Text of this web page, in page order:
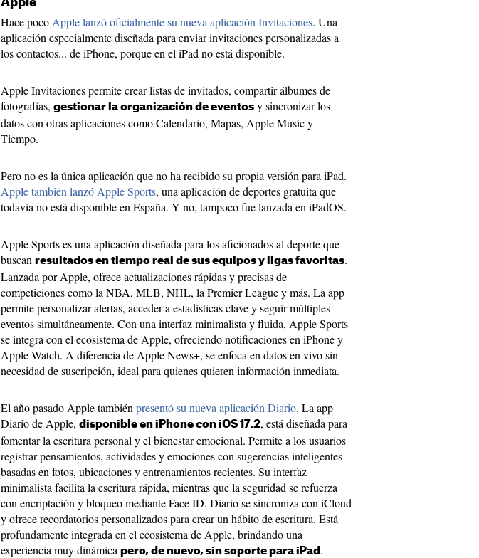
Apple
Hace poco Apple lanzó oficialmente su nueva aplicación Invitaciones. Una
aplicación especialmente diseñada para enviar invitaciones personalizadas a
los contactos... de iPhone, porque en el iPad no está disponible.
Apple Invitaciones permite crear listas de invitados, compartir álbumes de
fotografías, gestionar la organización de eventos y sincronizar los
datos con otras aplicaciones como Calendario, Mapas, Apple Music y
Tiempo.
Pero no es la única aplicación que no ha recibido su propia versión para iPad.
Apple también lanzó Apple Sports, una aplicación de deportes gratuita que
todavía no está disponible en España. Y no, tampoco fue lanzada en iPadOS.
Apple Sports es una aplicación diseñada para los aficionados al deporte que
buscan resultados en tiempo real de sus equipos y ligas favoritas.
Lanzada por Apple, ofrece actualizaciones rápidas y precisas de
competiciones como la NBA, MLB, NHL, la Premier League y más. La app
permite personalizar alertas, acceder a estadísticas clave y seguir múltiples
eventos simultáneamente. Con una interfaz minimalista y fluida, Apple Sports
se integra con el ecosistema de Apple, ofreciendo notificaciones en iPhone y
Apple Watch. A diferencia de Apple News+, se enfoca en datos en vivo sin
necesidad de suscripción, ideal para quienes quieren información inmediata.
El año pasado Apple también presentó su nueva aplicación Diario. La app
Diario de Apple, disponible en iPhone con iOS 17.2, está diseñada para
fomentar la escritura personal y el bienestar emocional. Permite a los usuarios
registrar pensamientos, actividades y emociones con sugerencias inteligentes
basadas en fotos, ubicaciones y entrenamientos recientes. Su interfaz
minimalista facilita la escritura rápida, mientras que la seguridad se refuerza
con encriptación y bloqueo mediante Face ID. Diario se sincroniza con iCloud
y ofrece recordatorios personalizados para crear un hábito de escritura. Está
profundamente integrada en el ecosistema de Apple, brindando una
experiencia muy dinámica pero, de nuevo, sin soporte para iPad .